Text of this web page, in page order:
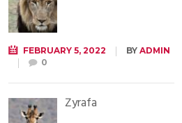
FEBRUARY 5, 2022 BY ADMIN
0
Żyrafa